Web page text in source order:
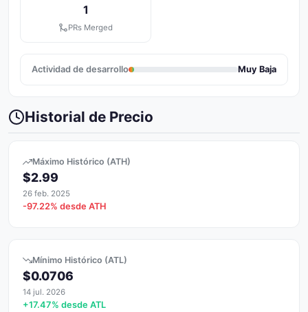
1
PRs Merged
Actividad de desarrollo Muy Baja
Historial de Precio
Máximo Histórico (ATH)
$2.99
26 feb. 2025
-97.22% desde ATH
Mínimo Histórico (ATL)
$0.0706
14 jul. 2026
+17.47% desde ATL